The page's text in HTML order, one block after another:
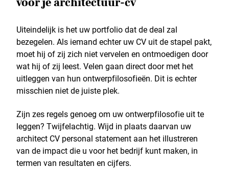
Uiteindelijk is het uw portfolio dat de deal zal
bezegelen. Als iemand echter uw CV uit de stapel pakt,
moet hij of zij zich niet vervelen en ontmoedigen door
wat hij of zij leest. Velen gaan direct door met het
uitleggen van hun ontwerpfilosofieën. Dit is echter
misschien niet de juiste plek.
Zijn zes regels genoeg om uw ontwerpfilosofie uit te
leggen? Twijfelachtig. Wijd in plaats daarvan uw
architect CV personal statement aan het illustreren
van de impact die u voor het bedrijf kunt maken, in
termen van resultaten en cijfers.